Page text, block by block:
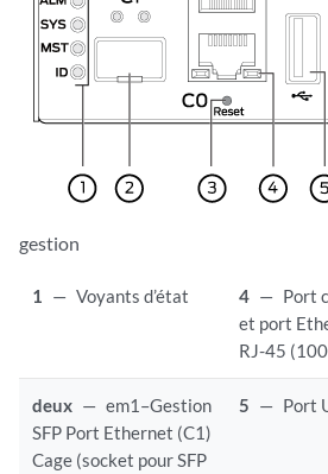
gestion
1 — Voyants d’état 4 — Port
et port
RJ-45
deux — em1–Gestion
SFP Port Ethernet (C1)
Cage (socket pour SFP
5 — Port